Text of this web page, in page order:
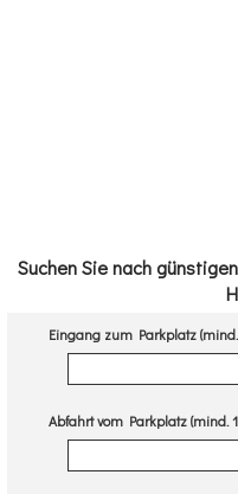
Suchen Sie nach
Eingang zum Parkplatz
Abfahrt vom Parkplatz (mind.